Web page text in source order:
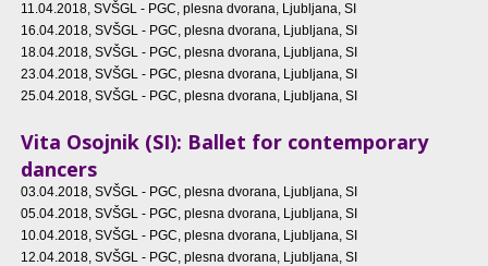
11.04.2018, SVŠGL - PGC, plesna dvorana, Ljubljana, SI
16.04.2018, SVŠGL - PGC, plesna dvorana, Ljubljana, SI
18.04.2018, SVŠGL - PGC, plesna dvorana, Ljubljana, SI
23.04.2018, SVŠGL - PGC, plesna dvorana, Ljubljana, SI
25.04.2018, SVŠGL - PGC, plesna dvorana, Ljubljana, SI
Vita Osojnik (SI): Ballet for contemporary
dancers
03.04.2018, SVŠGL - PGC, plesna dvorana, Ljubljana, SI
05.04.2018, SVŠGL - PGC, plesna dvorana, Ljubljana, SI
10.04.2018, SVŠGL - PGC, plesna dvorana, Ljubljana, SI
12.04.2018, SVŠGL - PGC, plesna dvorana, Ljubljana, SI